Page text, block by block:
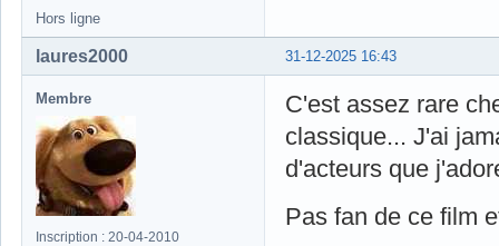
Hors ligne
31-12-2025 16:43
laures2000
Membre
Inscription : 20-04-2010
C'est assez rare
classique... J'ai
d'acteurs que
Pas fan de ce film